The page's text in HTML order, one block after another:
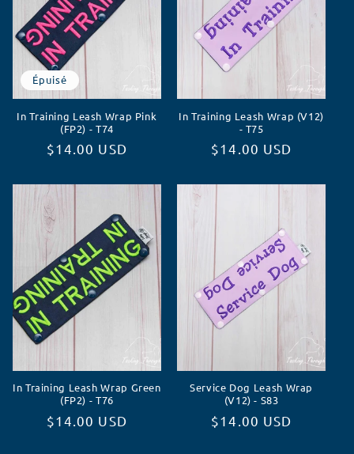
Épuisé
In Training Leash Wrap Pink
(FP2) - T74
Prix
$14.00 USD
In Training Leash Wrap (V12)
- T75
Prix
$14.00 USD
In Training Leash Wrap Green
(FP2) - T76
Prix
$14.00 USD
Service Dog Leash Wrap
(V12) - S83
Prix
$14.00 USD